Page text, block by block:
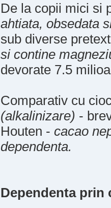
De la copii mici si
ahtiata, obsedata
sub diverse
si contine
devorate 7.5
Comparativ cu
(alkalinizare) -
Houten - cacao
dependenta.
Dependenta prin